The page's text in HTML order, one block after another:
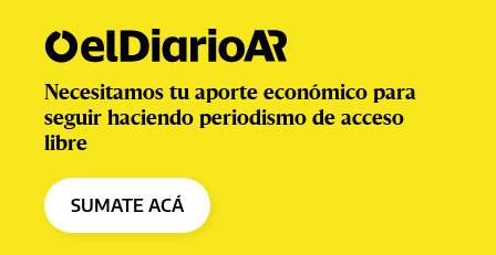
Necesitamos tu aporte económico para
seguir haciendo periodismo de acceso
libre
SUMATE ACÁ